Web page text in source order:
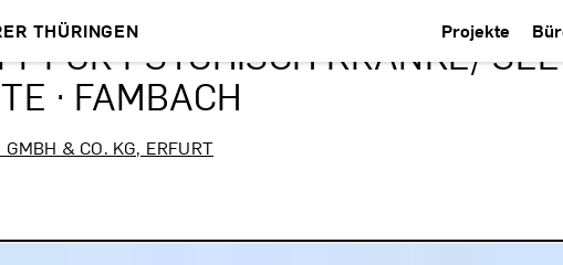
THÜRINGEN Projekte
FÜR PSYCHISCH KRANKE/
· FAMBACH
& CO. KG, ERFURT